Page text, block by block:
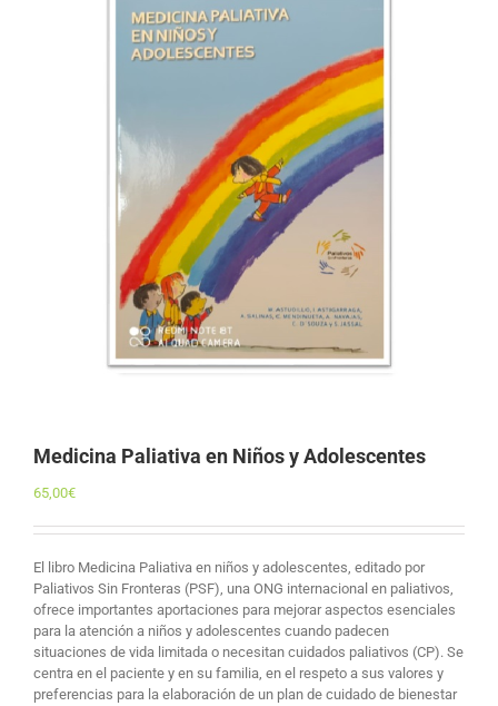
Medicina Paliativa en Niños y Adolescentes
65,00€
El libro Medicina Paliativa en niños y adolescentes, editado por
Paliativos Sin Fronteras (PSF), una ONG internacional en paliativos,
ofrece importantes aportaciones para mejorar aspectos esenciales
para la atención a niños y adolescentes cuando padecen
situaciones de vida limitada o necesitan cuidados paliativos (CP). Se
centra en el paciente y en su familia, en el respeto a sus valores y
preferencias para la elaboración de un plan de cuidado de bienestar